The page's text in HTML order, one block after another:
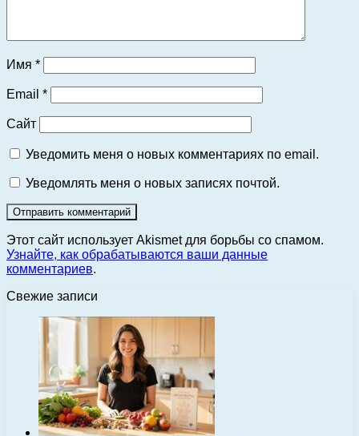
Имя *
Email *
Сайт
Уведомить меня о новых комментариях по email.
Уведомлять меня о новых записях почтой.
Этот сайт использует Akismet для борьбы со спамом.
Узнайте, как обрабатываются ваши данные
комментариев.
Свежие записи